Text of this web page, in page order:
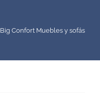
Big Confort Muebles y sofás